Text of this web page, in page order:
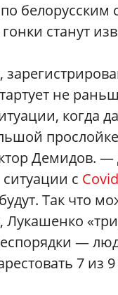
белорусским
станут
не
Демидов.
с
Так что
Лукашенко
—
7 из